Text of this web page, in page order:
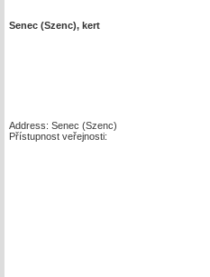
Senec (Szenc), kert
Address: Senec (Szenc)
Přístupnost veřejnosti: